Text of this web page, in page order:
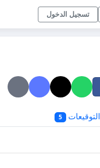
تسجيل الدخول
التوقيعات 5